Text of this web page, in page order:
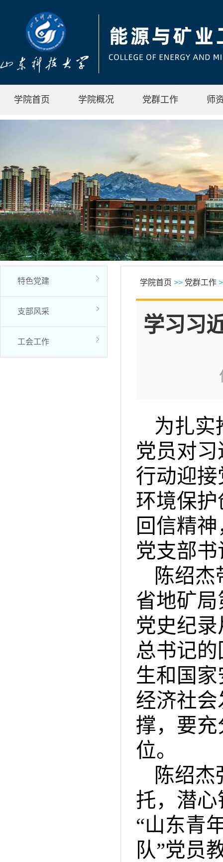
学院首页 学院概况 党群工作 师
特色党建
支部风采
工会工作
学院首页 >> 党群工作
学习习
为扎实
党员对
行动迎
环境保
回信精
党支部
陈绍
省地矿
党史纪
总书记
生和国
经济社
撑，要
位。
陈绍
托，潜
“山东青
队”党员